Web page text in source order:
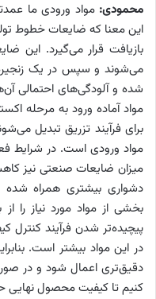
محمودی:مواد ورودی ما
این معنا که ضایعات خطوط
بازیافت قرار می‌گیرد. این
می‌شوند و سپس در یک
شده و آلودگی‌های احتمالی
مواد آماده ورود به مرحله
برای فرآیند تزریق تبدیل
مواد ورودی است. در شرایط
میزان ضایعات صنعتی نیز
دشواری بیشتری همراه
بخشی از مواد مورد نیاز را
پیچیده‌تر شدن فرآیند کنترل
در این مواد بیشتر است.
دقیق‌تری اعمال شود و در
کنیم تا کیفیت محصول